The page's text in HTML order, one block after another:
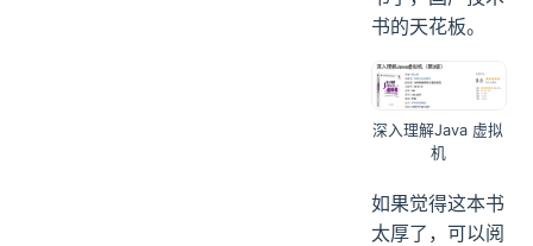
书的天花板。
深入理解Java 虚拟
机
如果觉得这本书
太厚了，可以阅